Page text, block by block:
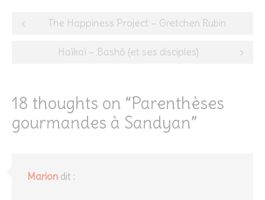
Post
navigation
The Happiness Project – Gretchen Rubin
Haïkaï – Bashô (et ses disciples)
18 thoughts on “Parenthèses
gourmandes à Sandyan”
Marion dit :